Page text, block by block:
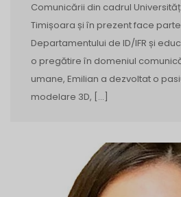
Comunicării din cadrul
Timișoara și în prezent face
Departamentului de ID/IFR și
o pregătire în domeniul
umane, Emilian a dezvoltat o
modelare 3D, […]